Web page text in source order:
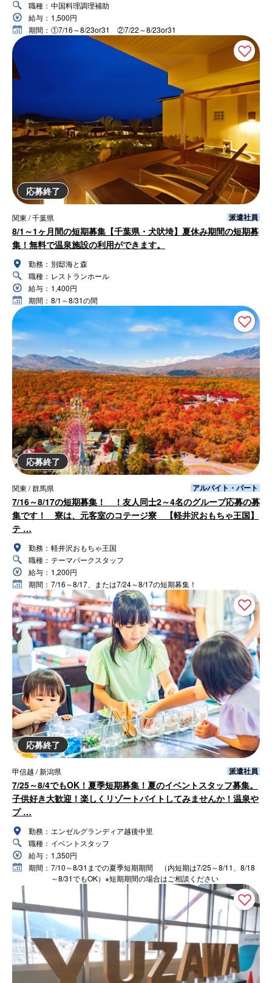
職種： 中国料理調理補助
給与： 1,500円
期間： ①7/16～8/23or31 ②7/22～8/23or31
応募終了
関東 / 千葉県 派遣社員
8/1～1ヶ月間の短期募集【千葉県・犬吠埼】夏休み期間の短期募
集！無料で温泉施設の利用ができます。
勤務： 別邸海と森
職種： レストランホール
給与： 1,400円
期間： 8/1～8/31の間
応募終了
関東 / 群馬県 アルバイト・パート
7/16～8/17の短期募集！ ！友人同士2～4名のグループ応募の募
集です！ 寮は、元客室のコテージ寮 【軽井沢おもちゃ王国】
テ …
勤務： 軽井沢おもちゃ王国
職種： テーマパークスタッフ
給与： 1,200円
期間： 7/16～8/17、または7/24～8/17の短期募集！
応募終了
甲信越 / 新潟県 派遣社員
7/25～8/4でもOK！夏季短期募集！夏のイベントスタッフ募集。
子供好き大歓迎！楽しくリゾートバイトしてみませんか！温泉や
プ …
勤務： エンゼルグランディア越後中里
職種： イベントスタッフ
給与： 1,350円
期間： 7/10～8/31までの夏季短期期間 （内短期は7/25～8/11、8/18
～8/31でもOK）※短期期間の場合はご相談ください